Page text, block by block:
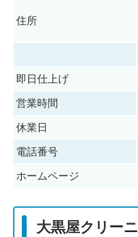
住所
即日仕上げ
営業時間
休業日
電話番号
ホームページ
大黒屋クリー